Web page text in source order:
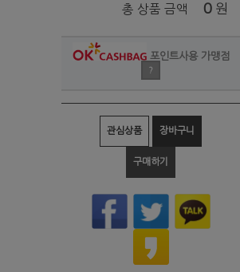
총 상품 금액 0 원
포인트사용 가맹점
?
관심상품 장바구니
구매하기